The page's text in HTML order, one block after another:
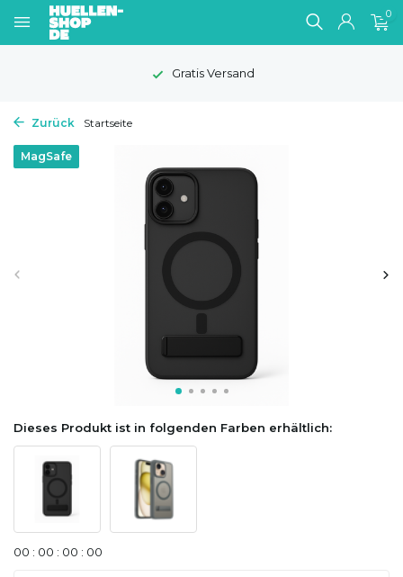
0
Gratis Versand
Zurück Startseite
MagSafe
Dieses Produkt ist in folgenden Farben erhältlich:
00 : 00 : 00 : 00